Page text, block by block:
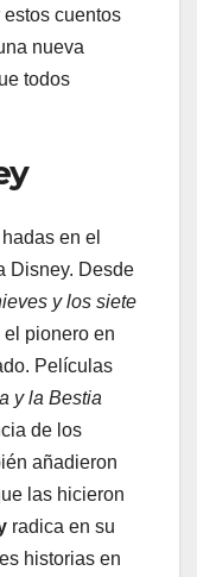
cuentos
nueva
todos
en el
Disney. Desde
y los siete
pionero en
Películas
y la Bestia
de los
añadieron
las hicieron
radica en su
historias en